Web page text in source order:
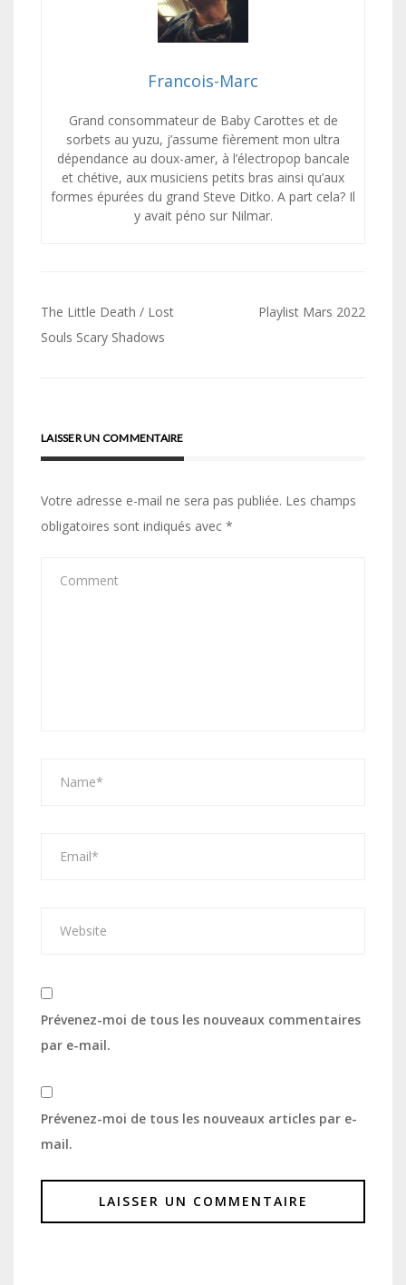
Francois-Marc
Grand consommateur de Baby Carottes et de
sorbets au yuzu, j’assume fièrement mon ultra
dépendance au doux-amer, à l’électropop bancale
et chétive, aux musiciens petits bras ainsi qu’aux
formes épurées du grand Steve Ditko. A part cela? Il
y avait péno sur Nilmar.
Navigation
de
The Little Death / Lost
Souls Scary Shadows
Playlist Mars 2022
LAISSER UN COMMENTAIRE
Votre adresse e-mail ne sera pas publiée. Les champs
obligatoires sont indiqués avec *
Prévenez-moi de tous les nouveaux commentaires
par e-mail.
Prévenez-moi de tous les nouveaux articles par e-
mail.